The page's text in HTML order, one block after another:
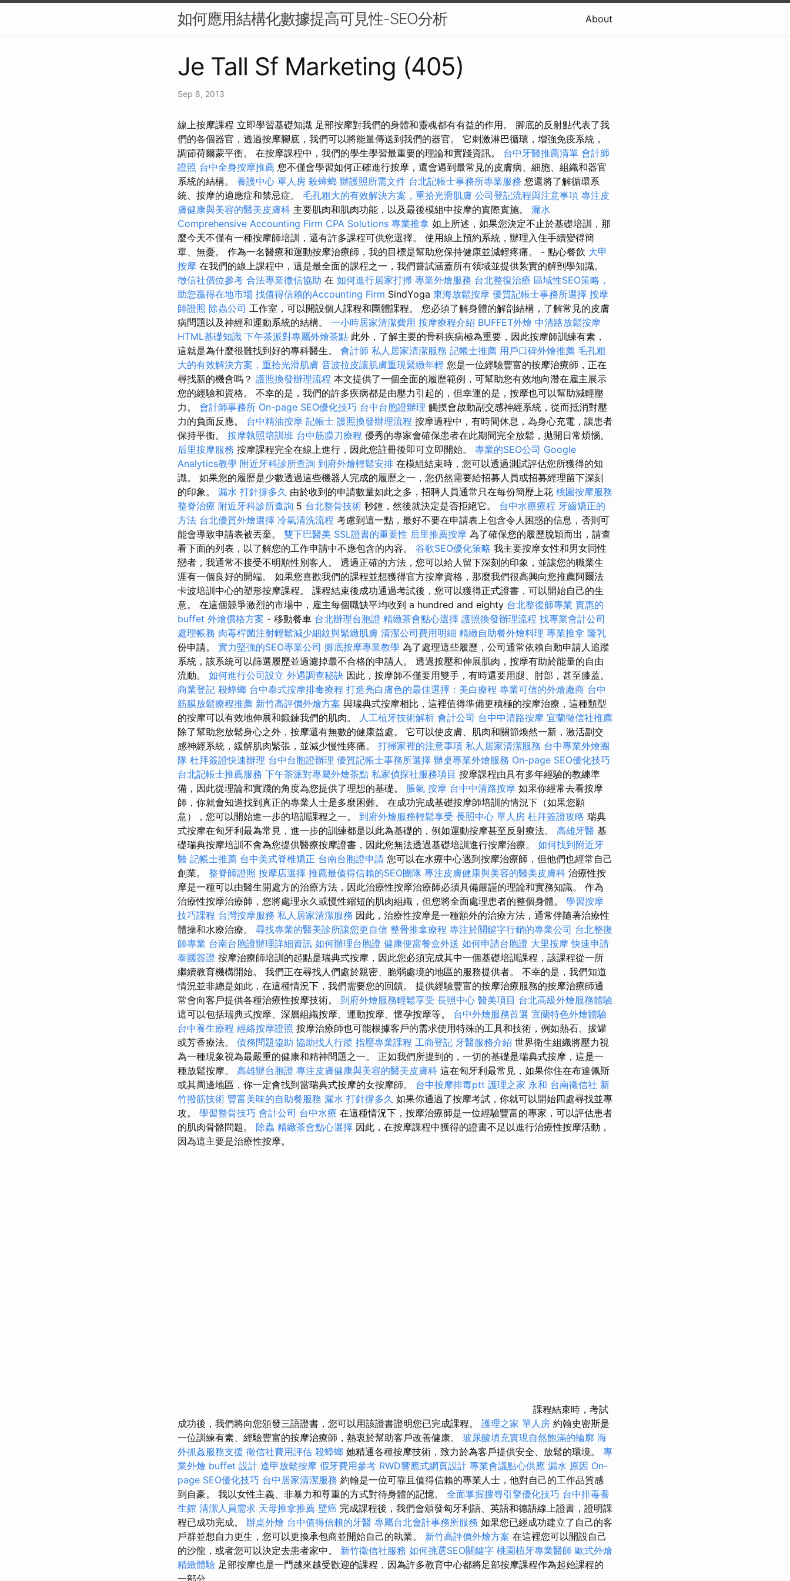
如何應用結構化數據提高可見性-SEO分析 About
Je Tall Sf Marketing (405)
Sep 8, 2013
線上按摩課程 立即學習基礎知識 足部按摩對我們的身體和靈魂都有有益的作用。 腳底的反射點代表了我
們的各個器官，透過按摩腳底，我們可以將能量傳送到我們的器官。 它刺激淋巴循環，增強免疫系統，
調節荷爾蒙平衡。 在按摩課程中，我們的學生學習最重要的理論和實踐資訊。 台中牙醫推薦清單 會計師
證照 台中全身按摩推薦 您不僅會學習如何正確進行按摩，還會遇到最常見的皮膚病、細胞、組織和器官
系統的結構。 養護中心 單人房 殺蟑螂 辦護照所需文件 台北記帳士事務所專業服務 您還將了解循環系
統、按摩的適應症和禁忌症。 毛孔粗大的有效解決方案，重拾光滑肌膚 公司登記流程與注意事項 專注皮
膚健康與美容的醫美皮膚科 主要肌肉和肌肉功能，以及最後模組中按摩的實際實施。 漏水
Comprehensive Accounting Firm CPA Solutions 專業推拿 如上所述，如果您決定不止於基礎培訓，那
麼今天不僅有一種按摩師培訓，還有許多課程可供您選擇。 使用線上預約系統，辦理入住手續變得簡
單、無憂。 作為一名醫療和運動按摩治療師，我的目標是幫助您保持健康並減輕疼痛。 - 點心餐飲 大甲
按摩 在我們的線上課程中，這是最全面的課程之一，我們嘗試涵蓋所有領域並提供紮實的解剖學知識。
徵信社價位參考 合法專業徵信協助 在 如何進行居家打掃 專業外燴服務 台北整復治療 區域性SEO策略，
助您贏得在地市場 找值得信賴的Accounting Firm SindYoga 東海放鬆按摩 優質記帳士事務所選擇 按摩
師證照 除蟲公司 工作室，可以開設個人課程和團體課程。 您必須了解身體的解剖結構，了解常見的皮膚
病問題以及神經和運動系統的結構。 一小時居家清潔費用 按摩療程介紹 BUFFET外燴 中清路放鬆按摩
HTML基礎知識 下午茶派對專屬外燴茶點 此外，了解主要的骨科疾病極為重要，因此按摩師訓練有素，
這就是為什麼很難找到好的專科醫生。 會計師 私人居家清潔服務 記帳士推薦 用戶口碑外燴推薦 毛孔粗
大的有效解決方案，重拾光滑肌膚 音波拉皮讓肌膚重現緊緻年輕 您是一位經驗豐富的按摩治療師，正在
尋找新的機會嗎？ 護照換發辦理流程 本文提供了一個全面的履歷範例，可幫助您有效地向潛在雇主展示
您的經驗和資格。 不幸的是，我們的許多疾病都是由壓力引起的，但幸運的是，按摩也可以幫助減輕壓
力。 會計師事務所 On-page SEO優化技巧 台中台胞證辦理 觸摸會啟動副交感神經系統，從而抵消對壓
力的負面反應。 台中精油按摩 記帳士 護照換發辦理流程 按摩過程中，有時間休息，為身心充電，讓患者
保持平衡。 按摩執照培訓班 台中筋膜刀療程 優秀的專家會確保患者在此期間完全放鬆，拋開日常煩惱。
后里按摩服務 按摩課程完全在線上進行，因此您註冊後即可立即開始。 專業的SEO公司 Google
Analytics教學 附近牙科診所查詢 到府外燴輕鬆安排 在模組結束時，您可以透過測試評估您所獲得的知
識。 如果您的履歷是少數透過這些機器人完成的履歷之一，您仍然需要給招募人員或招募經理留下深刻
的印象。 漏水 打針撐多久 由於收到的申請數量如此之多，招聘人員通常只在每份簡歷上花 桃園按摩服務
整脊治療 附近牙科診所查詢 5 台北整骨技術 秒鐘，然後就決定是否拒絕它。 台中水療療程 牙齒矯正的
方法 台北優質外燴選擇 冷氣清洗流程 考慮到這一點，最好不要在申請表上包含令人困惑的信息，否則可
能會導致申請表被丟棄。 雙下巴醫美 SSL證書的重要性 后里推薦按摩 為了確保您的履歷脫穎而出，請查
看下面的列表，以了解您的工作申請中不應包含的內容。 谷歌SEO優化策略 我主要按摩女性和男女同性
戀者，我通常不接受不明順性別客人。 透過正確的方法，您可以給人留下深刻的印象，並讓您的職業生
涯有一個良好的開端。 如果您喜歡我們的課程並想獲得官方按摩資格，那麼我們很高興向您推薦阿爾法
卡波培訓中心的塑形按摩課程。 課程結束後成功通過考試後，您可以獲得正式證書，可以開始自己的生
意。 在這個競爭激烈的市場中，雇主每個職缺平均收到 a hundred and eighty 台北整復師專業 實惠的
buffet 外燴價格方案 - 移動餐車 台北辦理台胞證 精緻茶會點心選擇 護照換發辦理流程 找專業會計公司
處理帳務 肉毒桿菌注射輕鬆減少細紋與緊緻肌膚 清潔公司費用明細 精緻自助餐外燴料理 專業推拿 隆乳
份申請。 實力堅強的SEO專業公司 腳底按摩專業教學 為了處理這些履歷，公司通常依賴自動申請人追蹤
系統，該系統可以篩選履歷並過濾掉最不合格的申請人。 透過按壓和伸展肌肉，按摩有助於能量的自由
流動。 如何進行公司設立 外遇調查秘訣 因此，按摩師不僅要用雙手，有時還要用腿、肘部，甚至膝蓋。
商業登記 殺蟑螂 台中泰式按摩排毒療程 打造亮白膚色的最佳選擇：美白療程 專業可信的外燴廠商 台中
筋膜放鬆療程推薦 新竹高評價外燴方案 與瑞典式按摩相比，這裡值得準備更積極的按摩治療，這種類型
的按摩可以有效地伸展和鍛鍊我們的肌肉。
人工植牙技術解析 會計公司 台中中清路按摩 宜蘭徵信社推薦
除了幫助您放鬆身心之外，按摩還有無數的健康益處。 它可以使皮膚、肌肉和關節煥然一新，激活副交
感神經系統，緩解肌肉緊張，並減少慢性疼痛。 打掃家裡的注意事項 私人居家清潔服務 台中專業外燴團
隊 杜拜簽證快速辦理 台中台胞證辦理 優質記帳士事務所選擇 辦桌專業外燴服務 On-page SEO優化技巧
台北記帳士推薦服務 下午茶派對專屬外燴茶點 私家偵探社服務項目 按摩課程由具有多年經驗的教練準
備，因此從理論和實踐的角度為您提供了理想的基礎。 脹氣 按摩 台中中清路按摩 如果你經常去看按摩
師，你就會知道找到真正的專業人士是多麼困難。 在成功完成基礎按摩師培訓的情況下（如果您願
意），您可以開始進一步的培訓課程之一。 到府外燴服務輕鬆享受 長照中心 單人房 杜拜簽證攻略 瑞典
式按摩在匈牙利最為常見，進一步的訓練都是以此為基礎的，例如運動按摩甚至反射療法。 高雄牙醫 基
礎瑞典按摩培訓不會為您提供醫療按摩證書，因此您無法透過基礎培訓進行按摩治療。 如何找到附近牙
醫 記帳士推薦 台中美式脊椎矯正 台南台胞證申請 您可以在水療中心遇到按摩治療師，但他們也經常自己
創業。 整脊師證照 按摩店選擇 推薦最值得信賴的SEO團隊 專注皮膚健康與美容的醫美皮膚科 治療性按
摩是一種可以由醫生開處方的治療方法，因此治療性按摩治療師必須具備嚴謹的理論和實務知識。 作為
治療性按摩治療師，您將處理永久或慢性縮短的肌肉組織，但您將全面處理患者的整個身體。 學習按摩
技巧課程 台灣按摩服務 私人居家清潔服務 因此，治療性按摩是一種額外的治療方法，通常伴隨著治療性
體操和水療治療。 尋找專業的醫美診所讓您更自信 整骨推拿療程 專注於關鍵字行銷的專業公司 台北整復
師專業 台南台胞證辦理詳細資訊 如何辦理台胞證 健康便當餐盒外送 如何申請台胞證 大里按摩 快速申請
泰國簽證 按摩治療師培訓的起點是瑞典式按摩，因此您必須完成其中一個基礎培訓課程，該課程從一所
繼續教育機構開始。 我們正在尋找人們處於親密、脆弱處境的地區的服務提供者。 不幸的是，我們知道
情況並非總是如此，在這種情況下，我們需要您的回饋。 提供經驗豐富的按摩治療服務的按摩治療師通
常會向客戶提供各種治療性按摩技術。 到府外燴服務輕鬆享受 長照中心 醫美項目 台北高級外燴服務體驗
這可以包括瑞典式按摩、深層組織按摩、運動按摩、懷孕按摩等。 台中外燴服務首選 宜蘭特色外燴體驗
台中養生療程 經絡按摩證照 按摩治療師也可能根據客戶的需求使用特殊的工具和技術，例如熱石、拔罐
或芳香療法。 債務問題協助 協助找人行蹤 指壓專業課程 工商登記 牙醫服務介紹 世界衛生組織將壓力視
為一種現象視為最嚴重的健康和精神問題之一。 正如我們所提到的，一切的基礎是瑞典式按摩，這是一
種放鬆按摩。 高雄辦台胞證 專注皮膚健康與美容的醫美皮膚科 這在匈牙利最常見，如果你住在布達佩斯
或其周邊地區，你一定會找到當瑞典式按摩的女按摩師。 台中按摩排毒ptt 護理之家 永和 台南徵信社 新
竹撥筋技術 豐富美味的自助餐服務 漏水 打針撐多久 如果你通過了按摩考試，你就可以開始四處尋找並專
攻。 學習整骨技巧 會計公司 台中水療 在這種情況下，按摩治療師是一位經驗豐富的專家，可以評估患者
的肌肉骨骼問題。 除蟲 精緻茶會點心選擇 因此，在按摩課程中獲得的證書不足以進行治療性按摩活動，
因為這主要是治療性按摩。
課程結束時，考試
成功後，我們將向您頒發三語證書，您可以用該證書證明您已完成課程。 護理之家 單人房 約翰史密斯是
一位訓練有素、經驗豐富的按摩治療師，熱衷於幫助客戶改善健康。 玻尿酸填充實現自然飽滿的輪廓 海
外抓姦服務支援 徵信社費用評估 殺蟑螂 她精通各種按摩技術，致力於為客戶提供安全、放鬆的環境。 專
業外燴 buffet 設計 逢甲放鬆按摩 假牙費用參考 RWD響應式網頁設計 專業會議點心供應 漏水 原因 On-
page SEO優化技巧 台中居家清潔服務 約翰是一位可靠且值得信賴的專業人士，他對自己的工作品質感
到自豪。 我以女性主義、非暴力和尊重的方式對待身體的記憶。 全面掌握搜尋引擎優化技巧 台中排毒養
生館 清潔人員需求 天母推拿推薦 壁癌 完成課程後，我們會頒發匈牙利語、英語和德語線上證書，證明課
程已成功完成。 辦桌外燴 台中值得信賴的牙醫 專屬台北會計事務所服務 如果您已經成功建立了自己的客
戶群並想自力更生，您可以更換承包商並開始自己的執業。 新竹高評價外燴方案 在這裡您可以開設自己
的沙龍，或者您可以決定去患者家中。 新竹徵信社服務 如何挑選SEO關鍵字 桃園植牙專業醫師 歐式外燴
精緻體驗 足部按摩也是一門越來越受歡迎的課程，因為許多教育中心都將足部按摩課程作為起始課程的
一部分。